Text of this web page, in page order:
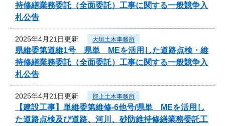
持修繕業務委託（全面委託）工事に関する一般競争入
札公告
2025年4月21日更新 大垣土木事務所
県維委第道維1号 県単 MEを活用した道路点検・維
持修繕業務委託（全面委託）工事に関する一般競争入
札公告
2025年4月21日更新 郡上土木事務所
【建設工事】単維委第維修‐6他号/県単 MEを活用し
た道路点検及び道路、河川、砂防維持修繕業務委託工